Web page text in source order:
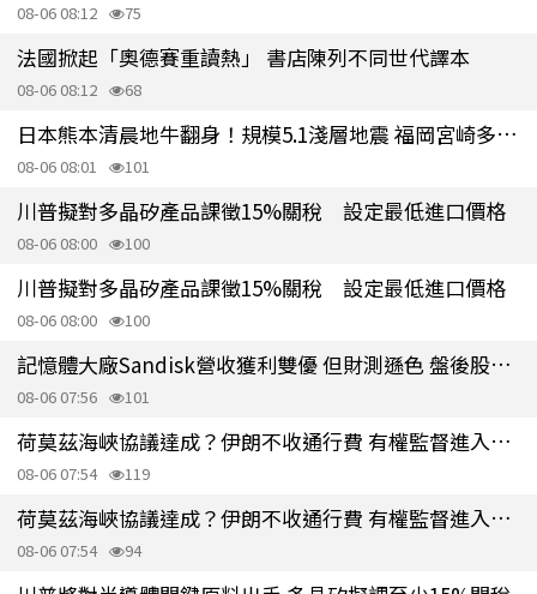
08-06 08:12 75
法國掀起「奧德賽重讀熱」 書店陳列不同世代譯本
08-06 08:12 68
日本熊本清晨地牛翻身！規模5.1淺層地震 福岡宮崎多地有感
08-06 08:01 101
川普擬對多晶矽產品課徵15%關稅 設定最低進口價格
08-06 08:00 100
川普擬對多晶矽產品課徵15%關稅 設定最低進口價格
08-06 08:00 100
記憶體大廠Sandisk營收獲利雙優 但財測遜色 盤後股價重挫逾5%
08-06 07:56 101
荷莫茲海峽協議達成？伊朗不收通行費 有權監督進入海峽船隻
08-06 07:54 119
荷莫茲海峽協議達成？伊朗不收通行費 有權監督進入海峽船隻
08-06 07:54 94